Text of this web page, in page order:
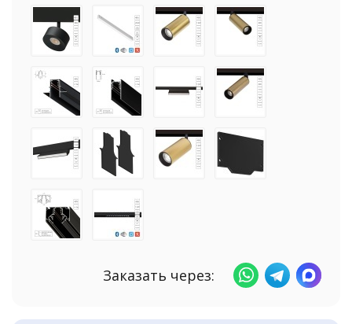
Заказать через: